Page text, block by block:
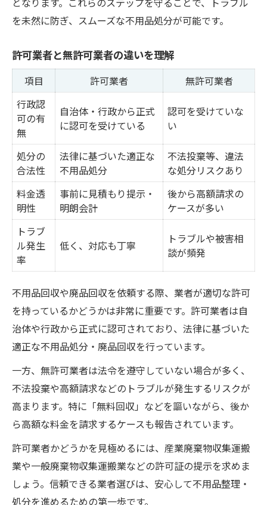
を未然に防ぎ、スムーズな不用品処分が可能です。
許可業者と無許可業者の違いを理解
項目 許可業者
無許可業者
行政認
可の有
無
自治体・行政から正式
に認可を受けている
認可を受けていな
い
処分の
合法性
法律に基づいた適正な
不用品処分
不法投棄等、違法
な処分リスクあり
料金透
明性
事前に見積もり提示・
明朗会計
後から高額請求の
ケースが多い
トラブ
ル発生
率
低く、対応も丁寧
トラブルや被害相
談が頻発
不用品回収や廃品回収を依頼する際、業者が適切な許可
を持っているかどうかは非常に重要です。許可業者は自
治体や行政から正式に認可されており、法律に基づいた
適正な不用品処分・廃品回収を行っています。
一方、無許可業者は法令を遵守していない場合が多く、
不法投棄や高額請求などのトラブルが発生するリスクが
高まります。特に「無料回収」などを謳いながら、後か
ら高額な料金を請求するケースも報告されています。
許可業者かどうかを見極めるには、産業廃棄物収集運搬
業や一般廃棄物収集運搬業などの許可証の提示を求めま
しょう。信頼できる業者選びは、安心して不用品整理・
処分を進めるための第一歩です。